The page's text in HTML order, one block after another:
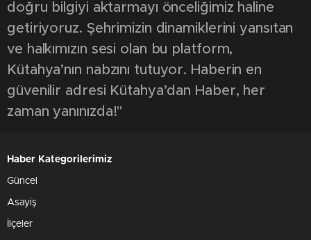
doğru bilgiyi aktarmayı önceliğimiz haline
getiriyoruz. Şehrimizin dinamiklerini yansıtan
ve halkımızın sesi olan bu platform,
Kütahya’nın nabzını tutuyor. Haberin en
güvenilir adresi Kütahya’dan Haber, her
zaman yanınızda!"
Haber Kategorilerimiz
Güncel
Asayiş
İlçeler